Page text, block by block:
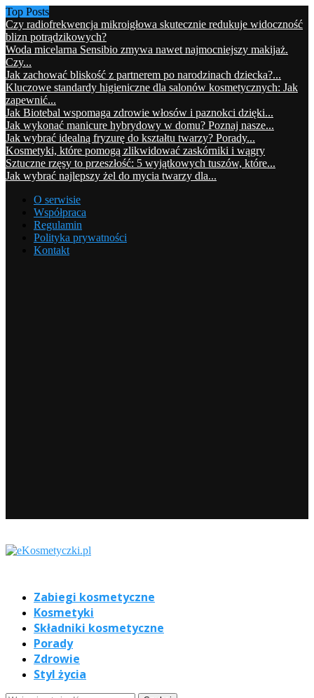
Top Posts
Czy radiofrekwencja mikroigłowa skutecznie redukuje widoczność
blizn potrądzikowych?
Woda micelarna Sensibio zmywa nawet najmocniejszy makijaż.
Czy...
Jak zachować bliskość z partnerem po narodzinach dziecka?...
Kluczowe standardy higieniczne dla salonów kosmetycznych: Jak
zapewnić...
Jak Biotebal wspomaga zdrowie włosów i paznokci dzięki...
Jak wykonać manicure hybrydowy w domu? Poznaj nasze...
Jak wybrać idealną fryzurę do kształtu twarzy? Porady...
Kosmetyki, które pomogą zlikwidować zaskórniki i wągry
Sztuczne rzęsy to przeszłość: 5 wyjątkowych tuszów, które...
Jak wybrać najlepszy żel do mycia twarzy dla...
O serwisie
Współpraca
Regulamin
Polityka prywatności
Kontakt
Zabiegi kosmetyczne
Kosmetyki
Składniki kosmetyczne
Porady
Zdrowie
Styl życia